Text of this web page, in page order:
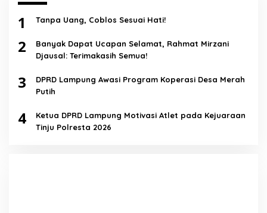
1 Tanpa Uang, Coblos Sesuai Hati!
2
Banyak Dapat Ucapan Selamat, Rahmat Mirzani
Djausal: Terimakasih Semua!
3
DPRD Lampung Awasi Program Koperasi Desa Merah
Putih
4
Ketua DPRD Lampung Motivasi Atlet pada Kejuaraan
Tinju Polresta 2026